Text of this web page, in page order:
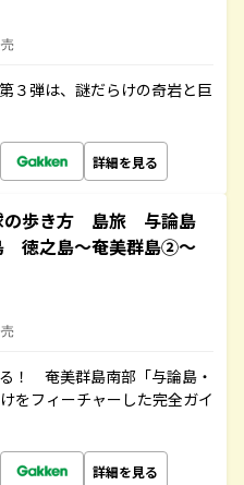
３弾は、謎だらけの奇岩と巨
詳細を見る
の歩き方 島旅 与論島
徳之島～奄美群島②～
！ 奄美群島南部「与論島・
をフィーチャーした完全ガイ
詳細を見る